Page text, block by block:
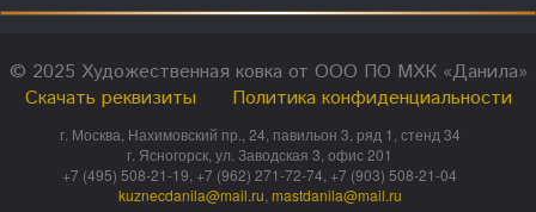
© 2025 Художественная ковка от ООО ПО МХК «Данила»
Скачать реквизиты
Политика конфиденциальности
г. Москва, Нахимовский пр., 24, павильон 3, ряд 1, стенд 34
г. Ясногорск, ул. Заводская 3, офис 201
+7 (495) 508-21-19, +7 (962) 271-72-74, +7 (903) 508-21-04
kuznecdanila@mail.ru mastdanila@mail.ru